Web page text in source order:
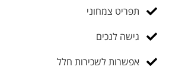
תפריט צמחוני
גישה לנכים
אפשרות לשכירות חלל